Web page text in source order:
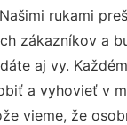
rukami
zákazníkov a
aj vy.
a vyhovieť v
vieme, že